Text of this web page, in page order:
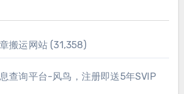
搬运网站 (31,358)
查询平台-风鸟，注册即送5年SVIP